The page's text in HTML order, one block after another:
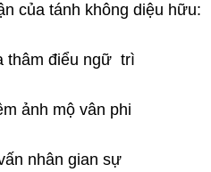
của tánh không diệu hữu:
thâm điểu ngữ trì
ảnh mộ vân phi
nhân gian sự